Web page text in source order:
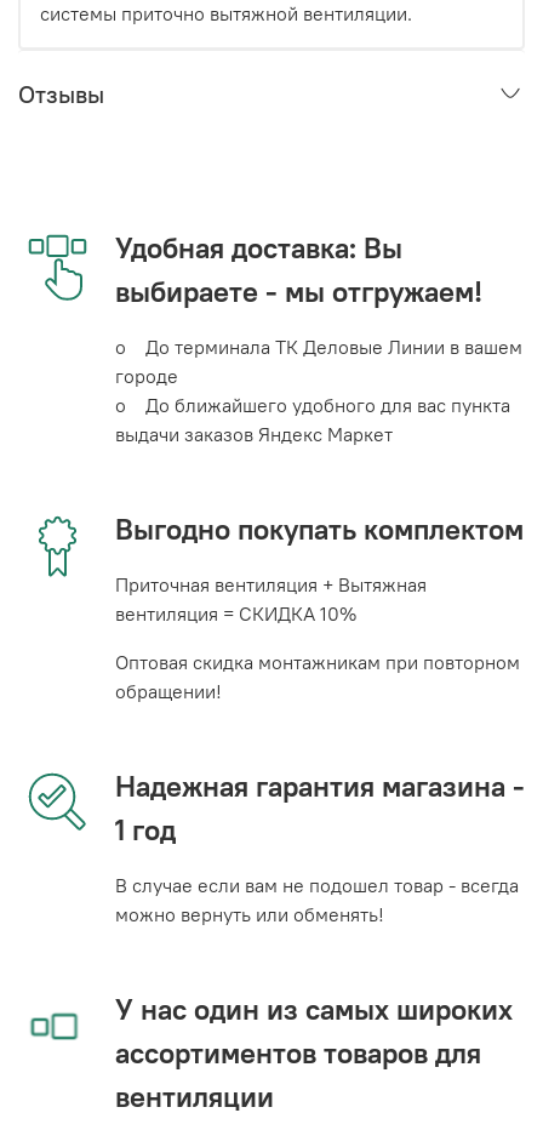
системы приточно вытяжной вентиляции.
Отзывы
Удобная доставка: Вы
выбираете - мы отгружаем!
o До терминала ТК Деловые Линии в вашем
городе
o До ближайшего удобного для вас пункта
выдачи заказов Яндекс Маркет
Выгодно покупать комплектом
Приточная вентиляция + Вытяжная
вентиляция = СКИДКА 10%
Оптовая скидка монтажникам при повторном
обращении!
Надежная гарантия магазина -
1 год
В случае если вам не подошел товар - всегда
можно вернуть или обменять!
У нас один из самых широких
ассортиментов товаров для
вентиляции